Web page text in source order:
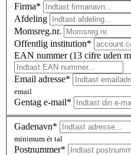
Firma*
Afdeling
Momsreg.nr.
Offentlig institution*
EAN nummer (13 cifre uden
Email adresse*
email
Gentag e-mail*
Gadenavn*
minimum ét tal
Postnummer*